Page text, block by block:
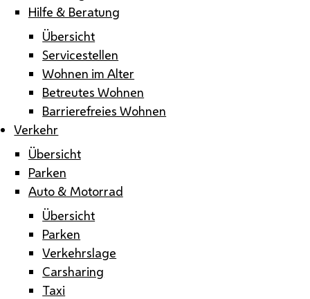
Hilfe & Beratung
Übersicht
Servicestellen
Wohnen im Alter
Betreutes Wohnen
Barrierefreies Wohnen
Verkehr
Übersicht
Parken
Auto & Motorrad
Übersicht
Parken
Verkehrslage
Carsharing
Taxi